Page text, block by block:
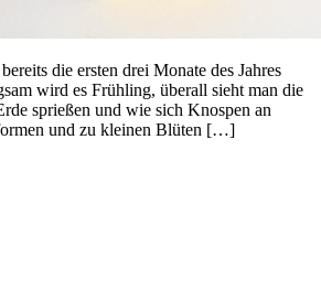
die ersten drei Monate des Jahres
wird es Frühling, überall sieht man die
sprießen und wie sich Knospen an
und zu kleinen Blüten […]